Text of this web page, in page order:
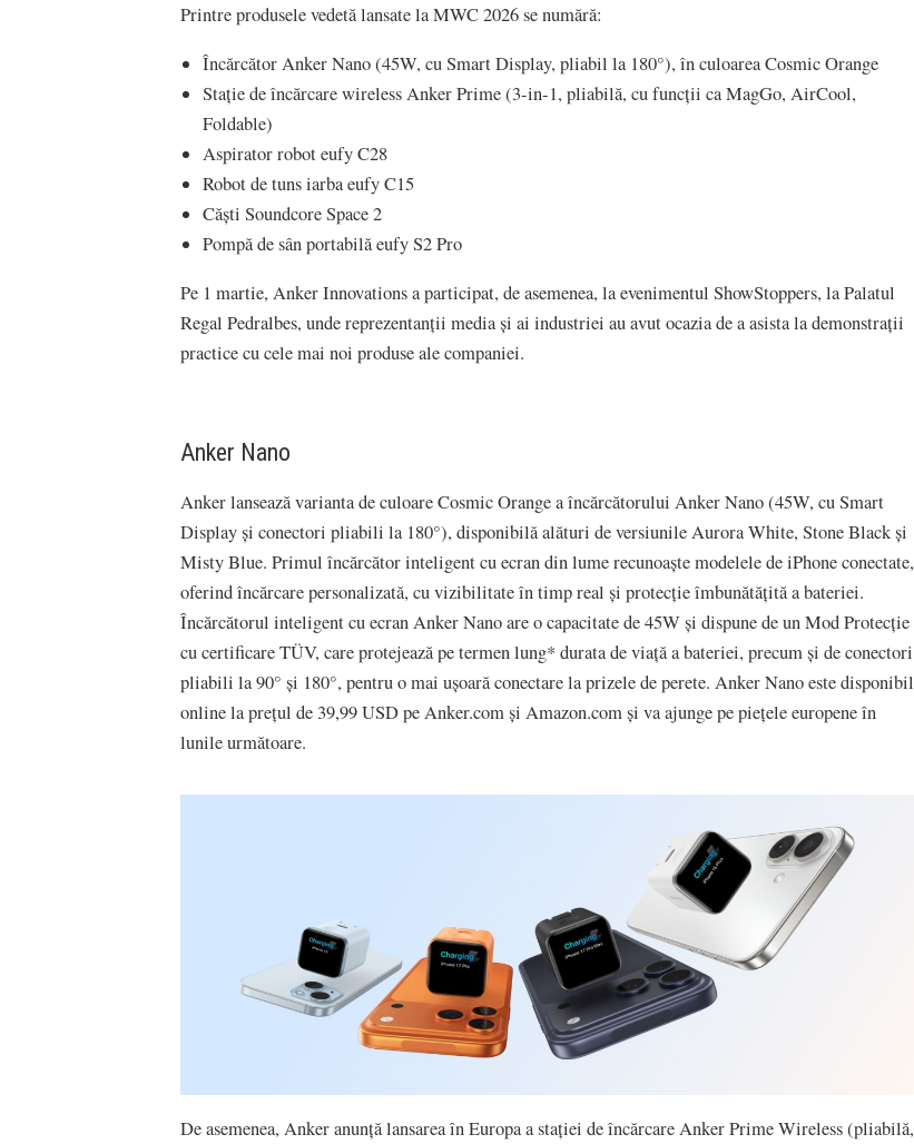
Printre produsele vedetă lansate la MWC 2026 se numără:
Încărcător Anker Nano (45W, cu Smart Display, pliabil la 180°), în culoarea Cosmic Orange
Stație de încărcare wireless Anker Prime (3-in-1, pliabilă, cu funcții ca MagGo, AirCool,
Foldable)
Aspirator robot eufy C28
Robot de tuns iarba eufy C15
Căști Soundcore Space 2
Pompă de sân portabilă eufy S2 Pro
Pe 1 martie, Anker Innovations a participat, de asemenea, la evenimentul ShowStoppers, la Palatul
Regal Pedralbes, unde reprezentanții media și ai industriei au avut ocazia de a asista la demonstrații
practice cu cele mai noi produse ale companiei.
Anker Nano
Anker lansează varianta de culoare Cosmic Orange a încărcătorului Anker Nano (45W, cu Smart
Display și conectori pliabili la 180°), disponibilă alături de versiunile Aurora White, Stone Black și
Misty Blue. Primul încărcător inteligent cu ecran din lume recunoaște modelele de iPhone conectate,
oferind încărcare personalizată, cu vizibilitate în timp real și protecție îmbunătățită a bateriei.
Încărcătorul inteligent cu ecran Anker Nano are o capacitate de 45W și dispune de un Mod Protecție
cu certificare TÜV, care protejează pe termen lung* durata de viață a bateriei, precum și de conectori
pliabili la 90° și 180°, pentru o mai ușoară conectare la prizele de perete. Anker Nano este disponibil
online la prețul de 39,99 USD pe Anker.com și Amazon.com și va ajunge pe piețele europene în
lunile următoare.
De asemenea, Anker anunță lansarea în Europa a stației de încărcare Anker Prime Wireless (pliabilă,